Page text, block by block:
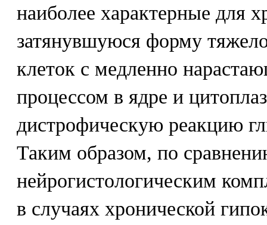
наиболее характерные для
затянувшуюся форму
клеток с медленно
процессом в ядре и
дистрофическую реакцию
Таким образом, по
нейрогистологическим
в случаях хронической